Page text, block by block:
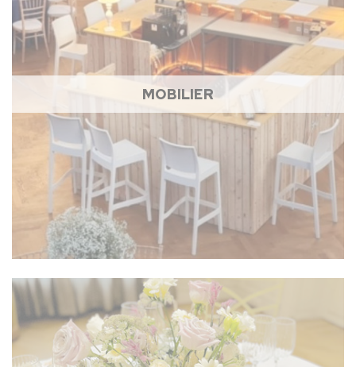
MOBILIER